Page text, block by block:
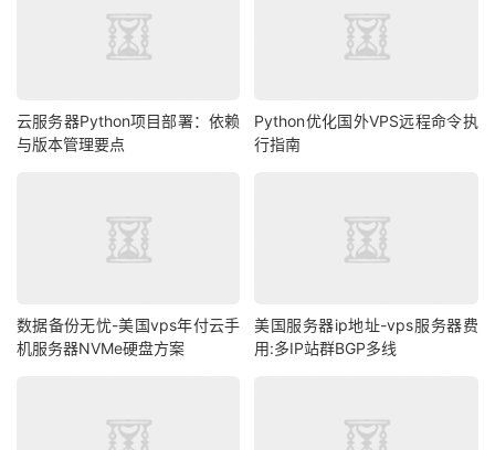
云服务器Python项目部署：依赖
与版本管理要点
Python优化国外VPS远程命令执
行指南
数据备份无忧-美国vps年付云手
机服务器NVMe硬盘方案
美国服务器ip地址-vps服务器费
用:多IP站群BGP多线